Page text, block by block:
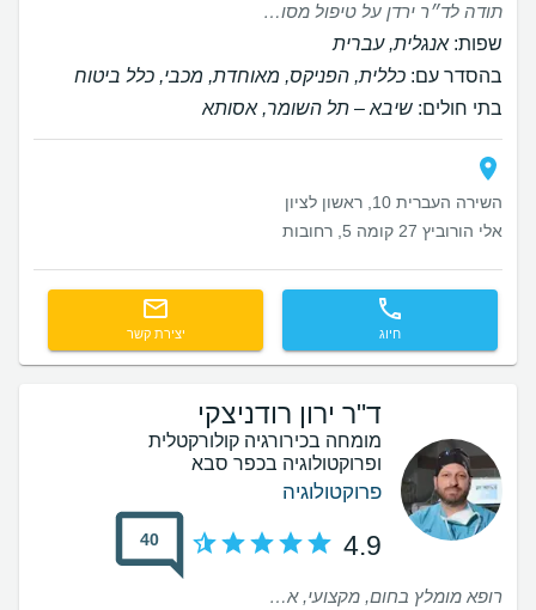
תודה לד״ר ירדן על טיפול מסור ומקצועי. מרגע ההחלטה על הניתוח הכל עבר בצורה חלקה, החל מתיאום הניתוח, בעזרתה של נטע המקסימה שעשתה הכל כדי שאהיה מרוצה. בהמשך, ביום הניתוח - ההרגשה הטובה שקיבלתי לאורך כל התהליך והאישפוז באסותא בראשון, צוות מקצועי ואוירה נעימה מרגע הקבלה ועד לשחרור. ד״ר ירדן גם דאג להתקשר אלי באופן אישי יומיים לאחר הניתוח לדרוש בשלומי. בכלל לא מובן מאליו! תודה על הכל!
שפות:אנגלית, עברית
בהסדר עם: כללית, הפניקס, מאוחדת, מכבי, כלל ביטוח
בתי חולים: שיבא – תל השומר, אסותא
השירה העברית 10, ראשון לציון
אלי הורוביץ 27 קומה 5, רחובות
חיוג יצירת קשר
ד"ר ירון רודניצקי
מומחה בכירורגיה קולורקטלית
ופרוקטולוגיה בכפר סבא
פרוקטולוגיה
4.9
40
רופא מומלץ בחום, מקצועי, אכפתי, זמין, נותן מענה לכל שאלה, דואג להכל ברמה הכי גבוהה, ידיים מזהב, מה שהסביר בפגישות, התקיים בדיוק בניתוח, הניתוח עבר חלק, שינה לי את איכות החיים, רופא בחסד עליון. לא להסס לפנות אליו אתם תהיו בידיים טובות. תודה ד״ר